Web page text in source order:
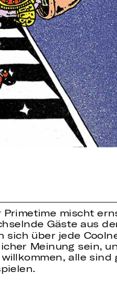
Primetime mischt
Gäste aus
über jede
Meinung sein,
alle sind